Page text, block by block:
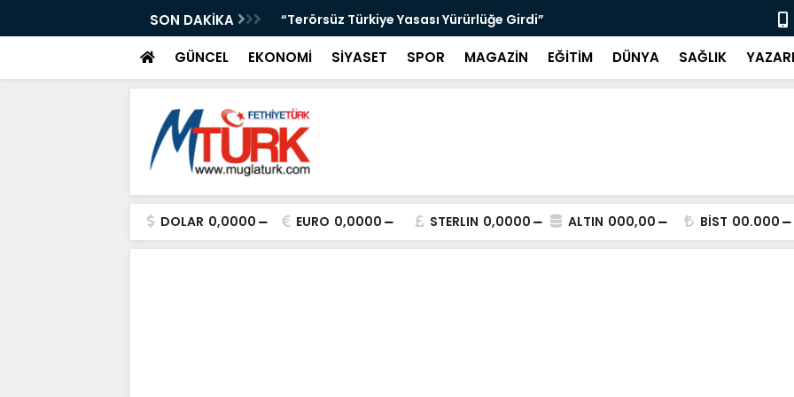
SON DAKİKA
Marmaris’te El İşi Yolculuğu” “Terörsüz Türkiye Yasası Yürürlüğe Girdi”
GÜNCEL EKONOMİ SİYASET SPOR MAGAZİN EĞİTİM DÜNYA SAĞLIK
DOLAR 0,0000 EURO 0,0000 STERLIN 0,0000 ALTIN 000,00 BİST 00.000